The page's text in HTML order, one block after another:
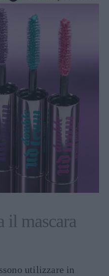
il mascara
utilizzare in